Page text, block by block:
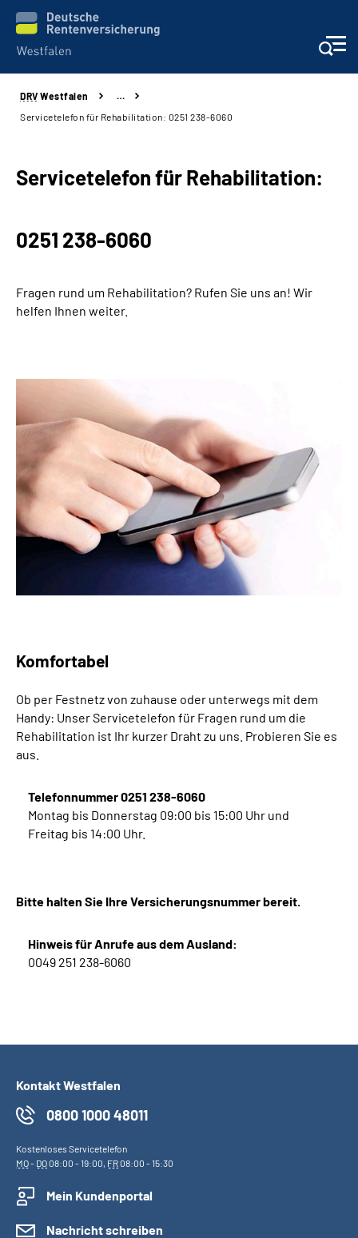
Kontakt und Beratung
Presse
Inhalte in Gebärdensprache (DGS)
Leichte Sprache
Suche
Mein Kundenportal
DRV Westfalen
…
Servicetelefon für Rehabilitation: 0251 238-6060
Servicetelefon für Rehabilitation:
0251 238-6060
Fragen rund um Rehabilitation? Rufen Sie uns an! Wir
helfen Ihnen weiter.
Komfortabel
Ob per Festnetz von zuhause oder unterwegs mit dem
Handy: Unser Servicetelefon für Fragen rund um die
Rehabilitation ist Ihr kurzer Draht zu uns. Probieren Sie es
aus.
Telefonnummer 0251 238-6060
Montag bis Donnerstag 09:00 bis 15:00 Uhr und
Freitag bis 14:00 Uhr.
Bitte halten Sie Ihre Versicherungsnummer bereit.
Hinweis für Anrufe aus dem Ausland:
0049 251 238-6060
Kontakt Westfalen
0800 1000 48011
Kostenloses Servicetelefon
MO- DO08:00 - 19:00, FR08:00 - 15:30
Mein Kundenportal
Nachricht schreiben